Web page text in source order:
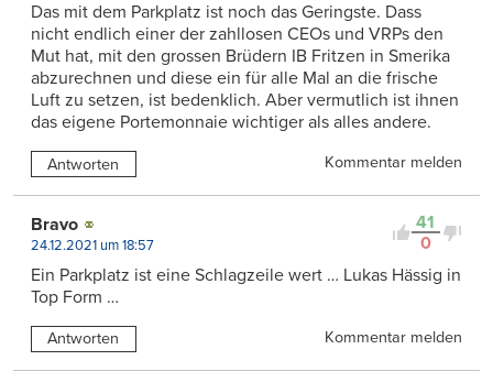
Das mit dem Parkplatz ist noch das Geringste. Dass
nicht endlich einer der zahllosen CEOs und VRPs den
Mut hat, mit den grossen Brüdern IB Fritzen in Smerika
abzurechnen und diese ein für alle Mal an die frische
Luft zu setzen, ist bedenklich. Aber vermutlich ist ihnen
das eigene Portemonnaie wichtiger als alles andere.
Antworten Kommentar melden
41
0
Bravo
24.12.2021 um 18:57
Ein Parkplatz ist eine Schlagzeile wert … Lukas Hässig in
Top Form …
Antworten Kommentar melden